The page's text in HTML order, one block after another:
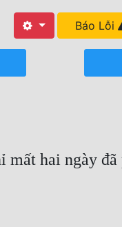
Báo Lỗi
mất hai ngày